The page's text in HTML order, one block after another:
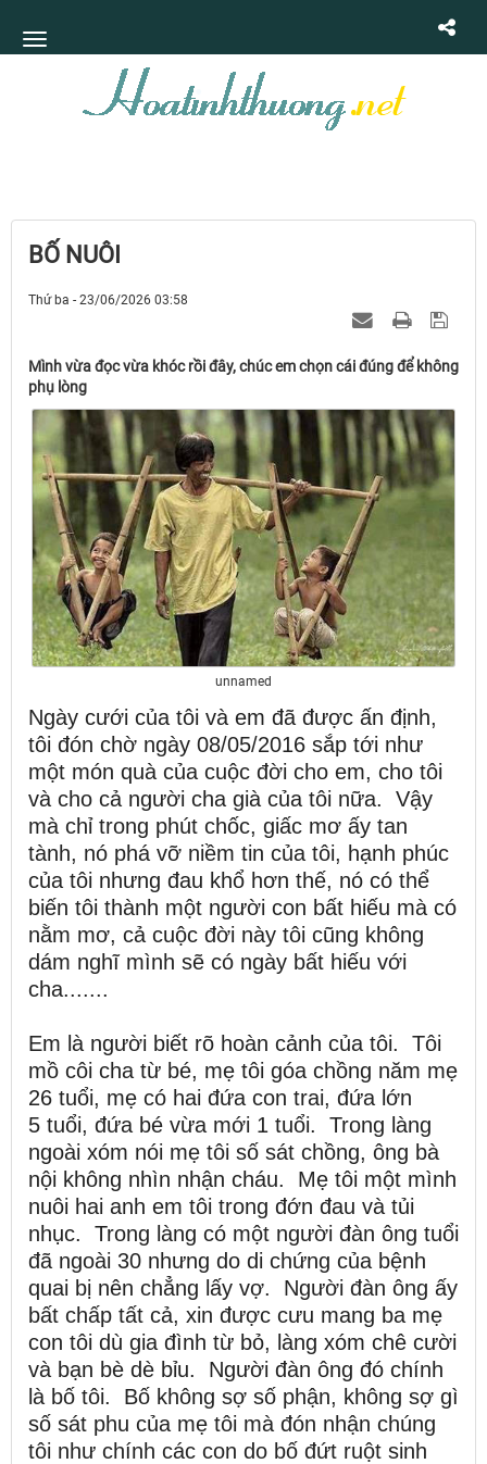
BỐ NUÔI
Thứ ba - 23/06/2026 03:58
Mình vừa đọc vừa khóc rồi đây, chúc em chọn cái đúng để không
phụ lòng
unnamed
Ngày cưới của tôi và em đã được ấn định,
tôi đón chờ ngày 08/05/2016 sắp tới như
một món quà của cuộc đời cho em, cho tôi
và cho cả người cha già của tôi nữa. Vậy
mà chỉ trong phút chốc, giấc mơ ấy tan
tành, nó phá vỡ niềm tin của tôi, hạnh phúc
của tôi nhưng đau khổ hơn thế, nó có thể
biến tôi thành một người con bất hiếu mà có
nằm mơ, cả cuộc đời này tôi cũng không
dám nghĩ mình sẽ có ngày bất hiếu với
cha.......
Em là người biết rõ hoàn cảnh của tôi. Tôi
mồ côi cha từ bé, mẹ tôi góa chồng năm mẹ
26 tuổi, mẹ có hai đứa con trai, đứa lớn
5 tuổi, đứa bé vừa mới 1 tuổi. Trong làng
ngoài xóm nói mẹ tôi số sát chồng, ông bà
nội không nhìn nhận cháu. Mẹ tôi một mình
nuôi hai anh em tôi trong đớn đau và tủi
nhục. Trong làng có một người đàn ông tuổi
đã ngoài 30 nhưng do di chứng của bệnh
quai bị nên chẳng lấy vợ. Người đàn ông ấy
bất chấp tất cả, xin được cưu mang ba mẹ
con tôi dù gia đình từ bỏ, làng xóm chê cười
và bạn bè dè bỉu. Người đàn ông đó chính
là bố tôi. Bố không sợ số phận, không sợ gì
số sát phu của mẹ tôi mà đón nhận chúng
tôi như chính các con do bố đứt ruột sinh